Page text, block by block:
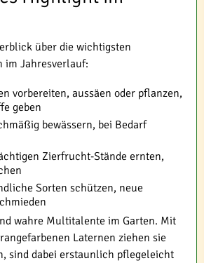
über die wichtigsten
im Jahresverlauf:
vorbereiten, aussäen oder pflanzen,
geben
bewässern, bei Bedarf
Zierfrucht-Stände ernten,
Sorten schützen, neue
wahre Multitalente im Garten. Mit
Laternen ziehen sie
sind dabei erstaunlich pflegeleicht